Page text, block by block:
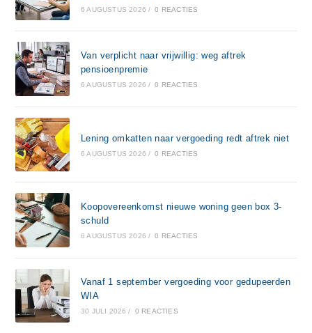
6 AUGUSTUS 2026 / 0 REACTIES
Van verplicht naar vrijwillig: weg aftrek
pensioenpremie
6 AUGUSTUS 2026 / 0 REACTIES
Lening omkatten naar vergoeding redt aftrek niet
6 AUGUSTUS 2026 / 0 REACTIES
Koopovereenkomst nieuwe woning geen box 3-
schuld
6 AUGUSTUS 2026 / 0 REACTIES
Vanaf 1 september vergoeding voor gedupeerden
WIA
30 JULI 2026 / 0 REACTIES